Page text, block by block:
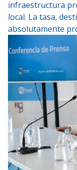
infraestructura
local. La tasa,
absolutamente